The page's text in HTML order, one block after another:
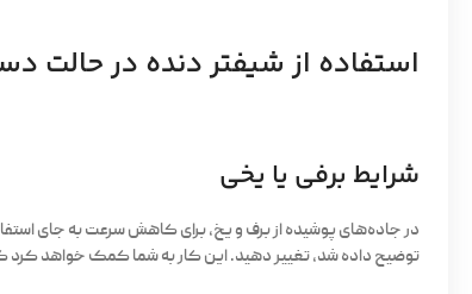
استفاده از شیفتر دنده در حالت
شرایط برفی یا یخی
در جاده‌های پوشیده از برف و یخ، برای کاهش سرعت به جای
توضیح داده شد، تغییر دهید. این کار به شما کمک خواهد کرد